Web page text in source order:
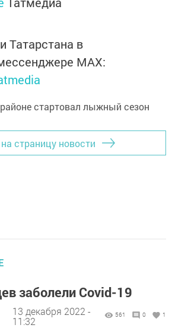
Татарстана в
MАХ:
страницу новости
заболели Covid-19
13 декабря 2022 -
11:32
561 0 1